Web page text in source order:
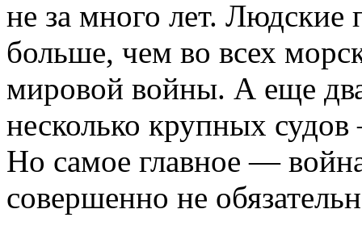
не за много лет. Людские
больше, чем во всех
мировой войны. А еще
несколько крупных
Но самое главное —
совершенно не